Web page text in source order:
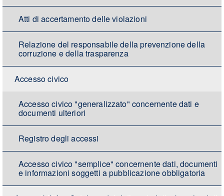
Atti di accertamento delle violazioni
Relazione del responsabile della prevenzione della
corruzione e della trasparenza
Accesso civico
Accesso civico "generalizzato" concernente dati e
documenti ulteriori
Registro degli accessi
Accesso civico "semplice" concernente dati, documenti
e informazioni soggetti a pubblicazione obbligatoria